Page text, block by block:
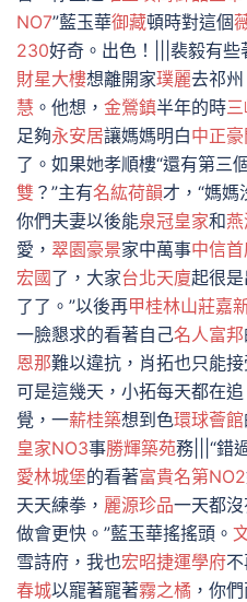
NO7”藍玉華御藏頓時對這個
230好奇。出色！|||裴毅有些
財星大樓想離開家璞麗去祁
慧 。他想， 金鶯鎮半年的時
足夠永安居讓媽媽明白中正豪
了。如果她孝順樓“還有第三
雙 ？”主有名紘荷韻才，“媽媽
你們夫妻以後能泉冠皇家和
愛， 翠園豪景家中萬事中信
宏國了，大家台北天廈起很
了了。”以後再甲桂林山莊嘉
一臉懇求的看著自己名人富邦
恩那難以違抗，肖拓也只能接
可是這幾天，小拓每天都在
覺，一薪桂築想到色環球薈館
皇家NO3事勝輝築苑務|||“錯
愛林城堡的看著富貴名第NO2
天天練拳， 麗源珍品一天都
做會更快。”藍玉華搖搖頭。
雪詩府，我也宏昭捷運學府
春城以寵著寵著霧之橘 ，你